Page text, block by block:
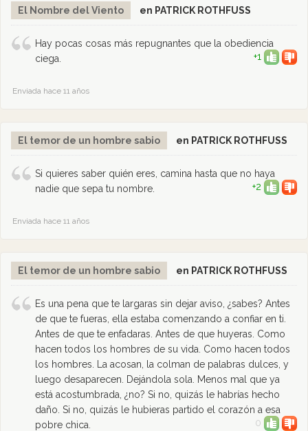
El Nombre del Viento en PATRICK ROTHFUSS
Hay pocas cosas más repugnantes que la obediencia
ciega.
+1
Enviada hace 11 años
El temor de un hombre sabio en PATRICK ROTHFUSS
Si quieres saber quién eres, camina hasta que no haya
nadie que sepa tu nombre.
+2
Enviada hace 11 años
El temor de un hombre sabio en PATRICK ROTHFUSS
Es una pena que te largaras sin dejar aviso, ¿sabes? Antes
de que te fueras, ella estaba comenzando a confiar en ti.
Antes de que te enfadaras. Antes de que huyeras. Como
hacen todos los hombres de su vida. Como hacen todos
los hombres. La acosan, la colman de palabras dulces, y
luego desaparecen. Dejándola sola. Menos mal que ya
está acostumbrada, ¿no? Si no, quizás le habrías hecho
daño. Si no, quizás le hubieras partido el corazón a esa
pobre chica.
0